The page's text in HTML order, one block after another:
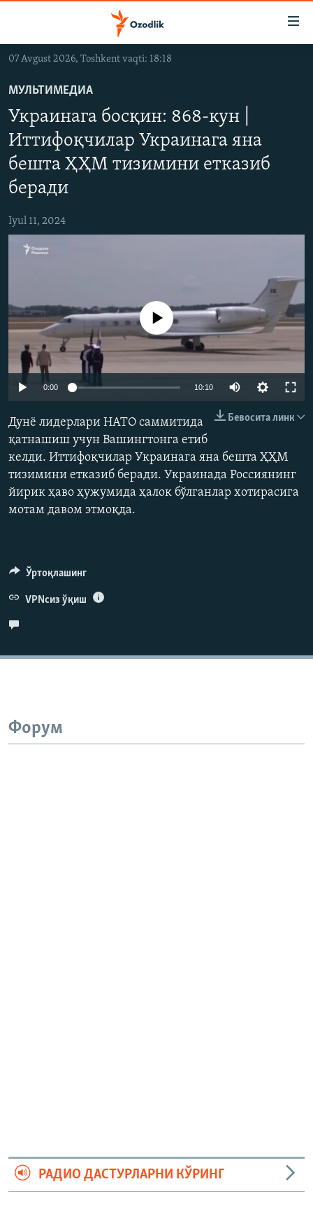
Асосий
ўтинг
Қидиришга
ўтинг
OZODVIDEO
OZODARXIV
На русском
ИЖТИМОИЙ ТАРМОҚЛАР
07 Avgust 2026, Toshkent vaqti: 18:18
МУЛЬТИМЕДИА
Украинага босқин: 868-кун |
Иттифоқчилар Украинага яна
бешта ҲҲМ тизимини етказиб
беради
Iyul 11, 2024
Auto 240p
720p 1080p
Айни дамда медиа-манба мавжуд эмас
0:00 10:10
480p
Бевосита линк
Дунё лидерлари НАТО саммитида
қатнашиш учун Вашингтонга етиб
келди. Иттифоқчилар Украинага яна бешта ҲҲМ
тизимини етказиб беради. Украинада Россиянинг
йирик ҳаво ҳужумида ҳалок бўлганлар хотирасига
мотам давом этмоқда.
Ўртоқлашинг
VPNсиз ўқиш
Форум
РАДИО ДАСТУРЛАРНИ КЎРИНГ